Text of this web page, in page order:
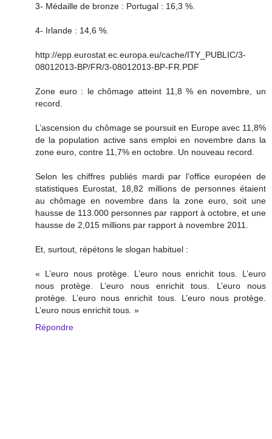
3- Médaille de bronze : Portugal : 16,3 %.
4- Irlande : 14,6 %.
http://epp.eurostat.ec.europa.eu/cache/ITY_PUBLIC/3-
08012013-BP/FR/3-08012013-BP-FR.PDF
Zone euro : le chômage atteint 11,8 % en novembre, un
record.
L’ascension du chômage se poursuit en Europe avec 11,8%
de la population active sans emploi en novembre dans la
zone euro, contre 11,7% en octobre. Un nouveau record.
Selon les chiffres publiés mardi par l’office européen de
statistiques Eurostat, 18,82 millions de personnes étaient
au chômage en novembre dans la zone euro, soit une
hausse de 113.000 personnes par rapport à octobre, et une
hausse de 2,015 millions par rapport à novembre 2011.
Et, surtout, répétons le slogan habituel :
« L’euro nous protège. L’euro nous enrichit tous. L’euro
nous protège. L’euro nous enrichit tous. L’euro nous
protège. L’euro nous enrichit tous. L’euro nous protège.
L’euro nous enrichit tous. »
Répondre